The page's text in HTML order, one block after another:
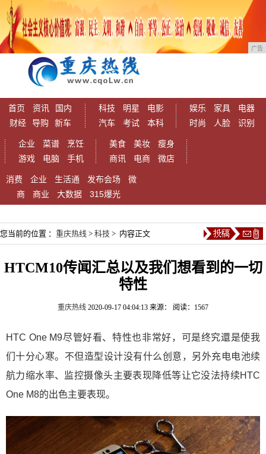
广告
首页 资讯
国内
财经
导购 新车
科技 明星
电影
汽车
考试 本科
娱乐 家具
电器
时尚
人脸 识别
企业 菜谱
烹饪
游戏
电脑 手机
美食 美妆
瘦身
商讯
电商 微店
消费 企业 生活通 发布会场
微
商
商业 大数据 315爆光
您当前的位置 ： 重庆热线 > 科技 > 内容正文
HTCM10传闻汇总以及我们想看到的一切
特性
重庆热线 2020-09-17 04:04:13 来源： 阅读：1567
HTC One M9尽管好看、特性也非常好，可是终究還是使我
们十分心寒。不但造型设计没有什么创意，另外充电电池续
航力缩水率、监控摄像头主要表现降低等让它没法持续HTC
One M8的出色主要表现。